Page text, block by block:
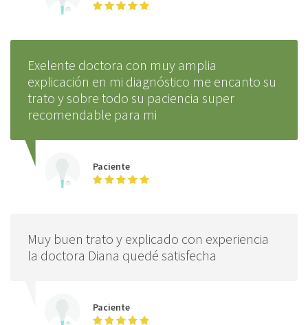
Exelente doctora con muy amplia
explicación en mi diagnóstico me encanto su
trato y sobre todo su paciencia super
recomendable para mi
Paciente
Muy buen trato y explicado con experiencia
la doctora Diana quedé satisfecha
Paciente